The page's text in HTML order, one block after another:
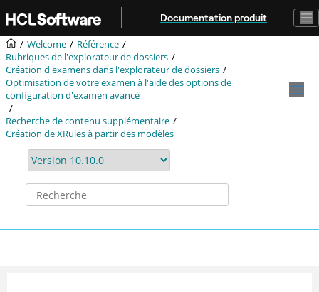
Aller au contenu principal
Documentation produit
Welcome
Référence
Rubriques de l'explorateur de dossiers
Création d'examens dans l'explorateur de dossiers
Optimisation de votre examen à l'aide des options de
configuration d'examen avancé
Recherche de contenu supplémentaire
Création de XRules à partir des modèles